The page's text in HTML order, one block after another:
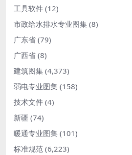
工具软件 (12)
市政给水排水专业图集 (8)
广东省 (79)
广西省 (8)
建筑图集 (4,373)
弱电专业图集 (158)
技术文件 (4)
新疆 (74)
暖通专业图集 (101)
标准规范 (6,223)